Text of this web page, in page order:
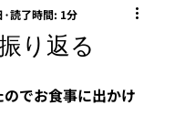
り返る
読了時間: 1分
でお食事に出かけ